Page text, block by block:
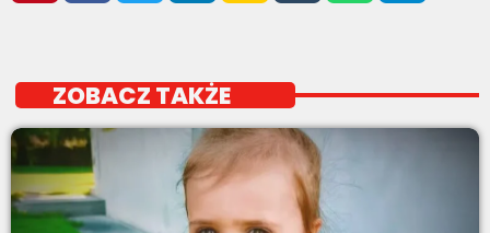
ZOBACZ TAKŻE